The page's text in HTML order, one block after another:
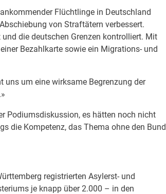
Flüchtlinge in Deutschland
von Straftätern verbessert.
die deutschen Grenzen kontrolliert. Mit
Bezahlkarte sowie ein Migrations- und
uns um eine wirksame Begrenzung der
Podiumsdiskussion, es hätten noch nicht
die Kompetenz, das Thema ohne den Bund
registrierten Asylerst- und
je knapp über 2.000 – in den